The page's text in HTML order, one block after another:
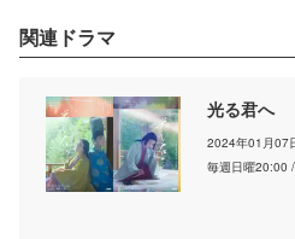
関連ドラマ
光る君へ
2024年01月07
毎週日曜20:00